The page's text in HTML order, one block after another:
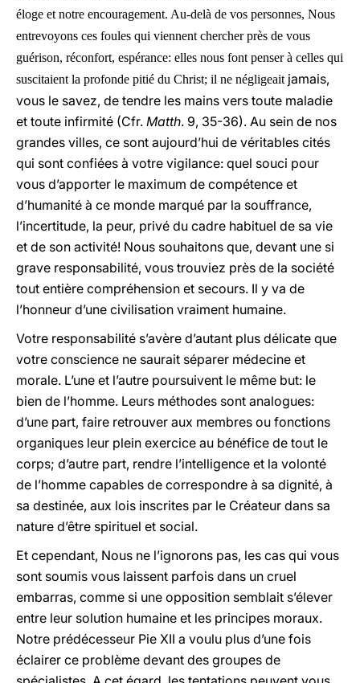
éloge et notre encouragement. Au-delà de vos personnes, Nous
entrevoyons ces foules qui viennent chercher près de vous
guérison, réconfort, espérance: elles nous font penser à celles qui
suscitaient la profonde pitié du Christ; il ne négligeait jamais,
vous le savez, de tendre les mains vers toute maladie
et toute infirmité (Cfr. Matth. 9, 35-36). Au sein de nos
grandes villes, ce sont aujourd’hui de véritables cités
qui sont confiées à votre vigilance: quel souci pour
vous d’apporter le maximum de compétence et
d’humanité à ce monde marqué par la souffrance,
l’incertitude, la peur, privé du cadre habituel de sa vie
et de son activité! Nous souhaitons que, devant une si
grave responsabilité, vous trouviez près de la société
tout entière compréhension et secours. Il y va de
l’honneur d’une civilisation vraiment humaine.
Votre responsabilité s’avère d’autant plus délicate que
votre conscience ne saurait séparer médecine et
morale. L’une et l’autre poursuivent le même but: le
bien de l’homme. Leurs méthodes sont analogues:
d’une part, faire retrouver aux membres ou fonctions
organiques leur plein exercice au bénéfice de tout le
corps; d’autre part, rendre l’intelligence et la volonté
de l’homme capables de correspondre à sa dignité, à
sa destinée, aux lois inscrites par le Créateur dans sa
nature d’être spirituel et social.
Et cependant, Nous ne l’ignorons pas, les cas qui vous
sont soumis vous laissent parfois dans un cruel
embarras, comme si une opposition semblait s’élever
entre leur solution humaine et les principes moraux.
Notre prédécesseur Pie XII a voulu plus d’une fois
éclairer ce problème devant des groupes de